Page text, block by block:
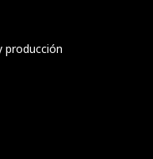
producción